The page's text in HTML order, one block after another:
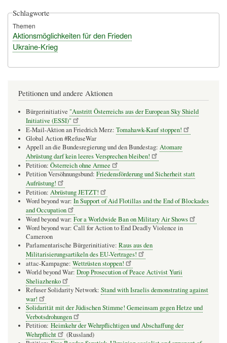
Schlagworte
Themen
Aktionsmöglichkeiten für den Frieden
Ukraine-Krieg
Petitionen und andere Aktionen
Bürgerinitiative "Austritt Österreichs aus der European Sky Shield
Initiative (ESSI)"
E-Mail-Aktion an Friedrich Merz: Tomahawk-Kauf stoppen!
Global Action #RefuseWar
Appell an die Bundesregierung und den Bundestag: Atomare
Abrüstung darf kein leeres Versprechen bleiben!
Petition: Österreich ohne Armee
Petition Versöhnungsbund: Friedensförderung und Sicherheit statt
Aufrüstung!
Petition: Abrüstung JETZT!
Word beyond war: In Support of Aid Flotillas and the End of Blockades
and Occupation
Word beyond war: For a Worldwide Ban on Military Air Shows
Word beyond war: Call for Action to End Deadly Violence in
Cameroon
Parlamentarische Bürgerinitiative: Raus aus den
Militarisierungsartikeln des EU-Vertrages!
attac-Kampagne: Wettrüsten stoppen!
World beyond War: Drop Prosecution of Peace Activist Yurii
Sheliazhenko
Refuser Solidarity Network: Stand with Israelis demonstrating against
war!
Solidarität mit der Jüdischen Stimme! Gemeinsam gegen Hetze und
Verbotsdrohungen
Petition: Heimkehr der Wehrpflichtigen und Abschaffung der
Wehrpflicht
(Russland)